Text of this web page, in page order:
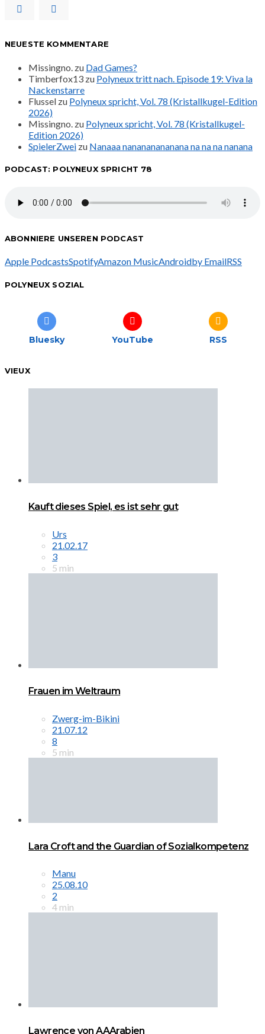
NEUESTE KOMMENTARE
Missingno. zu Dad Games?
Timberfox13 zu Polyneux tritt nach. Episode 19: Viva la
Nackenstarre
Flussel zu Polyneux spricht, Vol. 78 (Kristallkugel-Edition
2026)
Missingno. zu Polyneux spricht, Vol. 78 (Kristallkugel-
Edition 2026)
SpielerZwei zu Nanaaa nanananananana na na na nanana
PODCAST: POLYNEUX SPRICHT 78
ABONNIERE UNSEREN PODCAST
Apple PodcastsSpotifyAmazon MusicAndroidby EmailRSS
POLYNEUX SOZIAL
Bluesky YouTube RSS
VIEUX
Kauft dieses Spiel, es ist sehr gut
Urs
21.02.17
3
5 min
Frauen im Weltraum
Zwerg-im-Bikini
21.07.12
8
5 min
Lara Croft and the Guardian of Sozialkompetenz
Manu
25.08.10
2
4 min
Lawrence von AAArabien